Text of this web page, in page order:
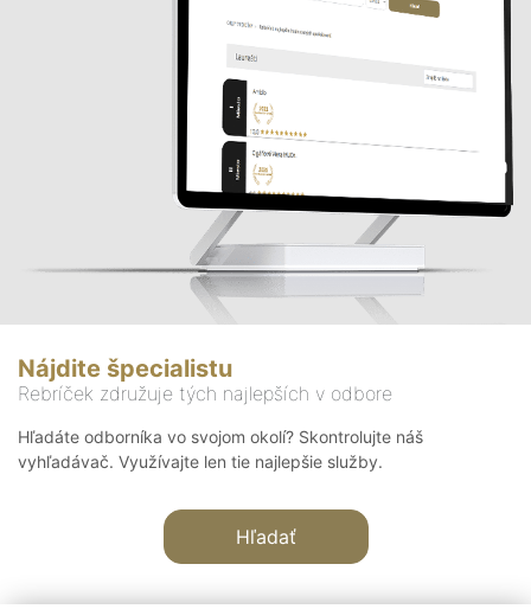
Nájdite špecialistu
Rebríček združuje tých najlepších v odbore
Hľadáte odborníka vo svojom okolí? Skontrolujte náš
vyhľadávač. Využívajte len tie najlepšie služby.
Hľadať